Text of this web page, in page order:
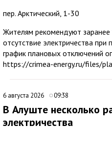
пер. Арктический, 1-30
Жителям рекомендуют заранее
отсутствие электричества
график плановых отключений
https://crimea-energy.ru/files/
6 августа 2026 09:38
В Алуште несколько
электричества